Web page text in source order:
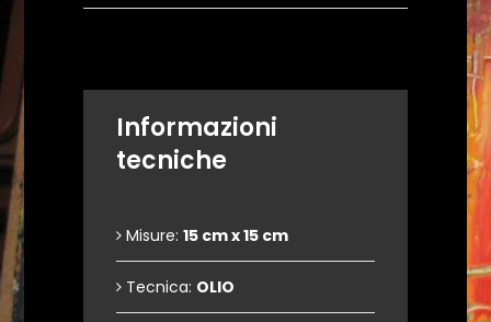
Informazioni
tecniche
Misure: 15 cm x 15 cm
Tecnica: OLIO